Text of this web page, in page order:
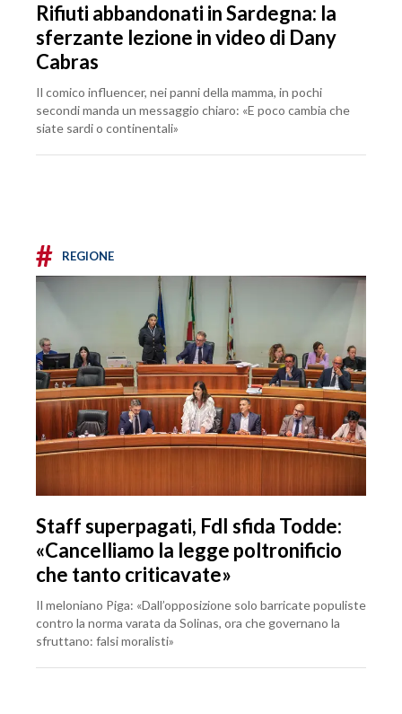
Rifiuti abbandonati in Sardegna: la
sferzante lezione in video di Dany
Cabras
Il comico influencer, nei panni della mamma, in pochi
secondi manda un messaggio chiaro: «E poco cambia che
siate sardi o continentali»
# REGIONE
Staff superpagati, FdI sfida Todde:
«Cancelliamo la legge poltronificio
che tanto criticavate»
Il meloniano Piga: «Dall’opposizione solo barricate populiste
contro la norma varata da Solinas, ora che governano la
sfruttano: falsi moralisti»